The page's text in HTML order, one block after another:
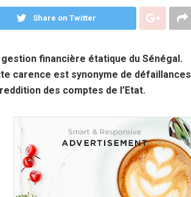
Share on Twitter
financière étatique du Sénégal.
carence est synonyme de défaillances
des comptes de l’Etat.